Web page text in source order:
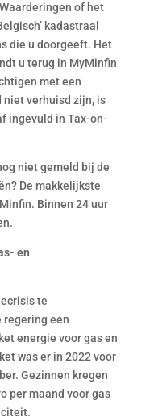
of het
kadastraal
die u doorgeeft. Het
u terug in MyMinfin
met een
niet verhuisd zijn, is
ingevuld in Tax-on-
niet gemeld bij de
De makkelijkste
Binnen 24 uur
en
te
regering een
energie voor gas en
was er in 2022 voor
Gezinnen kregen
per maand voor gas